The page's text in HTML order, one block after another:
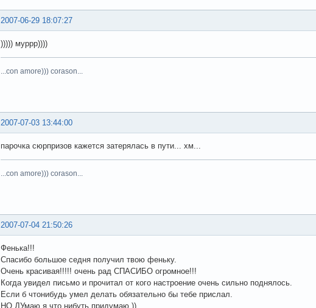
2007-06-29 18:07:27
))))) муррр))))
...con amore))) corason...
2007-07-03 13:44:00
парочка сюрпризов кажется затерялась в пути... хм...
...con amore))) corason...
2007-07-04 21:50:26
Фенька!!!
Спасибо большое седня получил твою феньку.
Очень красивая!!!!! очень рад СПАСИБО огромное!!!
Когда увидел письмо и прочитал от кого настроение очень сильно поднялось.
Если б чтонибудь умел делать обязательно бы тебе прислал.
НО ДУмаю я что нибуть придумаю.))